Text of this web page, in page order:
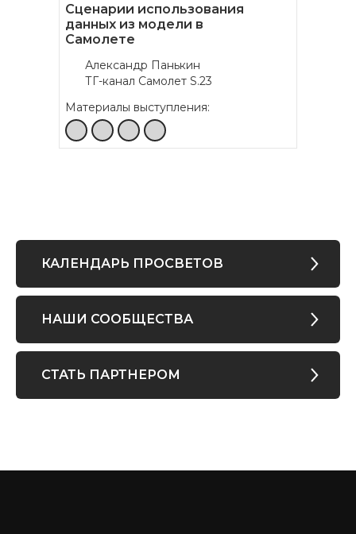
Материалы выступления:
ТГ-канал Самолет S.23
Александр Панькин
Сценарии использования
данных из модели в
Самолете
КАЛЕНДАРЬ ПРОСВЕТОВ
НАШИ СООБЩЕСТВА
СТАТЬ ПАРТНЕРОМ